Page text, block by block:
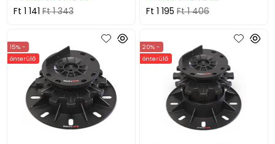
Ft 1 141 Ft 1 343 Ft 1 195 Ft 1 406
15% -
önterülő
20% -
önterülő